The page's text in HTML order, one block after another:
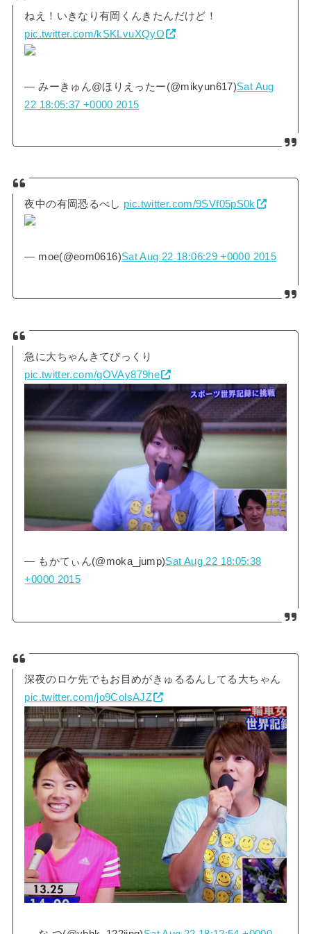
ねえ！いきなり有岡くんきたんだけど！
pic.twitter.com/kSKLvuXQyO
— みーきゅん@ほりえったー(@mikyun617)Sat Aug
22 18:05:37 +0000 2015
夜中の有岡恐るべし pic.twitter.com/9SVf05pS0k
— moe(@eom0616)Sat Aug 22 18:06:29 +0000 2015
急に大ちゃんきてびっくり
pic.twitter.com/gOVAy879he
— もかてぃん(@moka_jump)Sat Aug 22 18:05:38
+0000 2015
深夜のロケ先でもお目めがきゅるるんしてる大ちゃん
pic.twitter.com/jo9ColsAJZ